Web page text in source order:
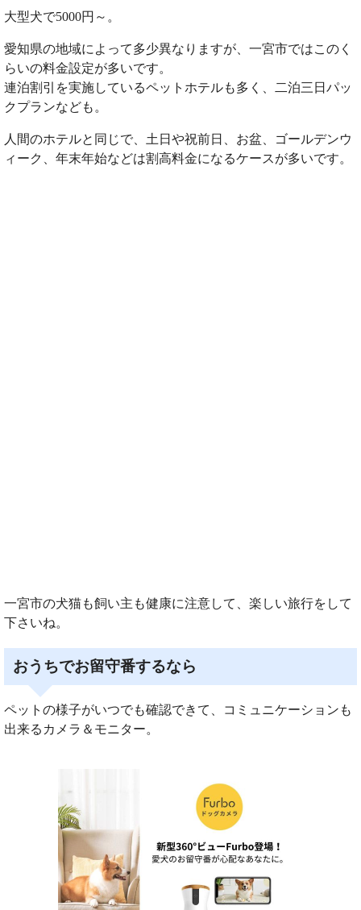
大型犬で5000円～。
愛知県の地域によって多少異なりますが、一宮市ではこのく
らいの料金設定が多いです。
連泊割引を実施しているペットホテルも多く、二泊三日パッ
クプランなども。
人間のホテルと同じで、土日や祝前日、お盆、ゴールデンウ
ィーク、年末年始などは割高料金になるケースが多いです。
一宮市の犬猫も飼い主も健康に注意して、楽しい旅行をして
下さいね。
おうちでお留守番するなら
ペットの様子がいつでも確認できて、コミュニケーションも
出来るカメラ＆モニター。